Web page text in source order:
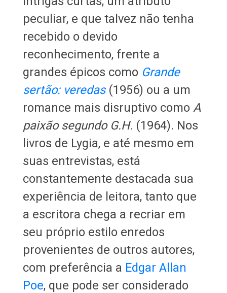
peculiar, e que talvez não tenha
recebido o devido
reconhecimento, frente a
grandes épicos como Grande
sertão: veredas (1956) ou a um
romance mais disruptivo como A
paixão segundo G.H. (1964). Nos
livros de Lygia, e até mesmo em
suas entrevistas, está
constantemente destacada sua
experiência de leitora, tanto que
a escritora chega a recriar em
seu próprio estilo enredos
provenientes de outros autores,
com preferência a Edgar Allan
Poe, que pode ser considerado